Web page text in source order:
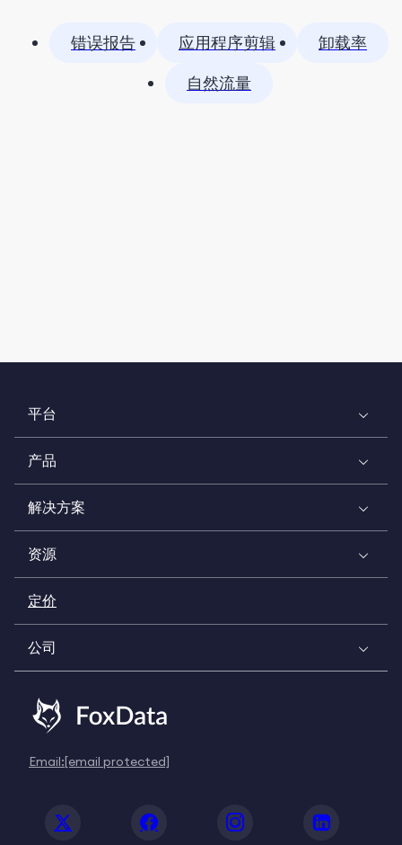
错误报告 应用程序剪辑
卸载率
自然流量
平台
产品
解决方案
资源
定价
公司
Email:[email protected]